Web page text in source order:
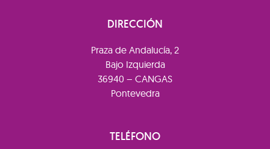
DIRECCIÓN
Praza de Andalucía, 2
Bajo Izquierda
36940 – CANGAS
Pontevedra
TELÉFONO